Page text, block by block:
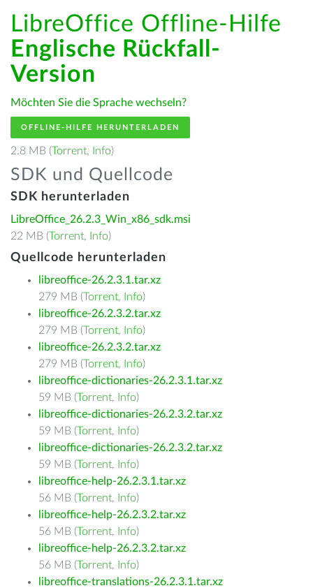
LibreOffice Offline-Hilfe
Englische Rückfall-
Version
Möchten Sie die Sprache wechseln?
OFFLINE-HILFE HERUNTERLADEN
2.8 MB (Torrent, Info)
SDK und Quellcode
SDK herunterladen
LibreOffice_26.2.3_Win_x86_sdk.msi
22 MB (Torrent, Info)
Quellcode herunterladen
libreoffice-26.2.3.1.tar.xz
279 MB (Torrent, Info)
libreoffice-26.2.3.2.tar.xz
279 MB (Torrent, Info)
libreoffice-26.2.3.2.tar.xz
279 MB (Torrent, Info)
libreoffice-dictionaries-26.2.3.1.tar.xz
59 MB (Torrent, Info)
libreoffice-dictionaries-26.2.3.2.tar.xz
59 MB (Torrent, Info)
libreoffice-dictionaries-26.2.3.2.tar.xz
59 MB (Torrent, Info)
libreoffice-help-26.2.3.1.tar.xz
56 MB (Torrent, Info)
libreoffice-help-26.2.3.2.tar.xz
56 MB (Torrent, Info)
libreoffice-help-26.2.3.2.tar.xz
56 MB (Torrent, Info)
libreoffice-translations-26.2.3.1.tar.xz